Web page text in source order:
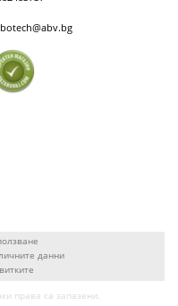
данни
права са запазени.